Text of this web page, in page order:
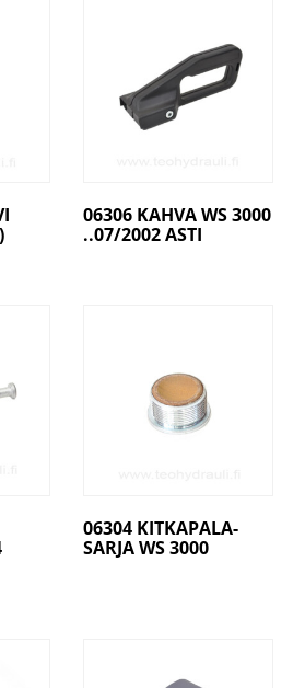
06306 KAHVA WS 3000
..07/2002 ASTI
06304 KITKAPALA-
SARJA WS 3000